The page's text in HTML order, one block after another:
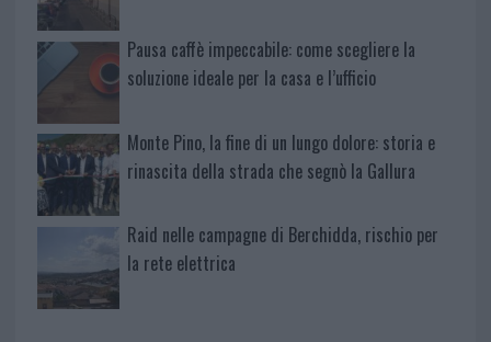
Pausa caffè impeccabile: come scegliere la
soluzione ideale per la casa e l’ufficio
Monte Pino, la fine di un lungo dolore: storia e
rinascita della strada che segnò la Gallura
Raid nelle campagne di Berchidda, rischio per
la rete elettrica